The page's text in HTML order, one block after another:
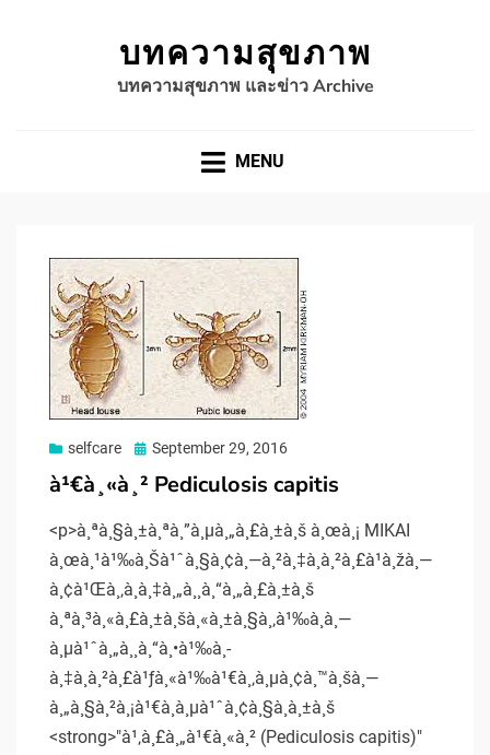
บทความสุขภาพ
บทความสุขภาพ และข่าว Archive
MENU
selfcare
Posted
on
September 29, 2016
à¹€à¸«à¸² Pediculosis capitis
<p>à¸ªà¸§à¸±à¸ªà¸”à¸µà¸„à¸£à¸±à¸š à¸œà¸¡ MIKAI
à¸œà¸¹à¹‰à¸Šà¹ˆà¸§à¸¢à¸—à¸²à¸‡à¸à¸²à¸£à¹à¸žà¸—
à¸¢à¹Œà¸‚à¸­à¸‡à¸„à¸¸à¸“à¸„à¸£à¸±à¸š
à¸ªà¸³à¸«à¸£à¸±à¸šà¸«à¸±à¸§à¸‚à¹‰à¸­à¸—
à¸µà¹ˆà¸„à¸¸à¸“à¸•à¹‰à¸­
à¸‡à¸à¸²à¸£à¹ƒà¸«à¹‰à¹€à¸‚à¸µà¸¢à¸™à¸šà¸—
à¸„à¸§à¸²à¸¡à¹€à¸à¸µà¹ˆà¸¢à¸§à¸à¸±à¸š
<strong>"à¹‚à¸£à¸„à¹€à¸«à¸² (Pediculosis capitis)"